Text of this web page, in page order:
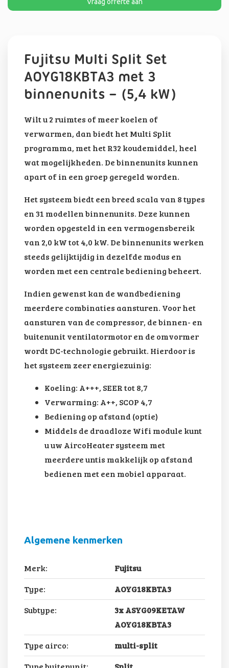
Fujitsu Multi Split Set
AOYG18KBTA3 met 3
binnenunits – (5,4 kW)
Wilt u 2 ruimtes of meer koelen of
verwarmen, dan biedt het Multi Split
programma, met het R32 koudemiddel, heel
wat mogelijkheden. De binnenunits kunnen
apart of in een groep geregeld worden.
Het systeem biedt een breed scala van 8 types
en 31 modellen binnenunits. Deze kunnen
worden opgesteld in een vermogensbereik
van 2,0 kW tot 4,0 kW. De binnenunits werken
steeds gelijktijdig in dezelfde modus en
worden met een centrale bediening beheert.
Indien gewenst kan de wandbediening
meerdere combinaties aansturen. Voor het
aansturen van de compressor, de binnen- en
buitenunit ventilatormotor en de omvormer
wordt DC-technologie gebruikt. Hierdoor is
het systeem zeer energiezuinig:
Koeling: A+++, SEER tot 8,7
Verwarming: A++, SCOP 4,7
Bediening op afstand (optie)
Middels de draadloze Wifi module kunt
u uw AircoHeater systeem met
meerdere untis makkelijk op afstand
bedienen met een mobiel apparaat.
Algemene kenmerken
Merk:
Fujitsu
Type:
AOYG18KBTA3
Subtype:
3x ASYG09KETAW
AOYG18KBTA3
Type airco:
multi-split